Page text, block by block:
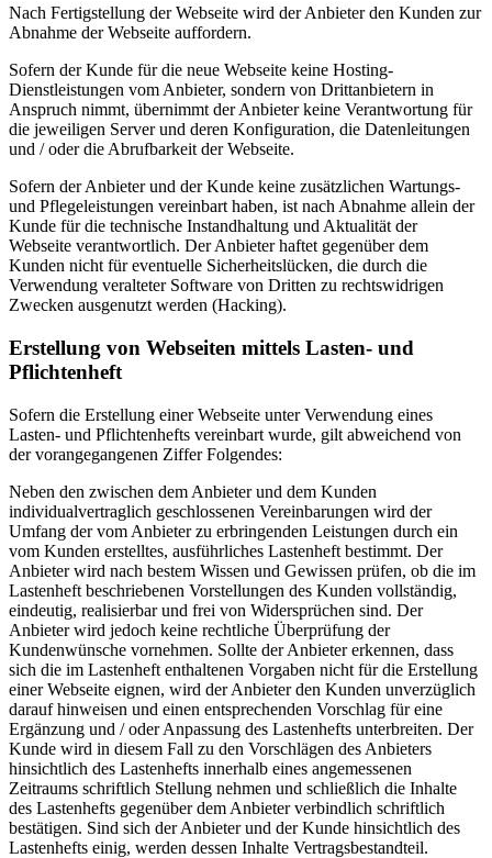
Nach Fertigstellung der Webseite wird der Anbieter den Kunden zur
Abnahme der Webseite auffordern.
Sofern der Kunde für die neue Webseite keine Hosting-
Dienstleistungen vom Anbieter, sondern von Drittanbietern in
Anspruch nimmt, übernimmt der Anbieter keine Verantwortung für
die jeweiligen Server und deren Konfiguration, die Datenleitungen
und / oder die Abrufbarkeit der Webseite.
Sofern der Anbieter und der Kunde keine zusätzlichen Wartungs-
und Pflegeleistungen vereinbart haben, ist nach Abnahme allein der
Kunde für die technische Instandhaltung und Aktualität der
Webseite verantwortlich. Der Anbieter haftet gegenüber dem
Kunden nicht für eventuelle Sicherheitslücken, die durch die
Verwendung veralteter Software von Dritten zu rechtswidrigen
Zwecken ausgenutzt werden (Hacking).
Erstellung von Webseiten mittels Lasten- und
Pflichtenheft
Sofern die Erstellung einer Webseite unter Verwendung eines
Lasten- und Pflichtenhefts vereinbart wurde, gilt abweichend von
der vorangegangenen Ziffer Folgendes:
Neben den zwischen dem Anbieter und dem Kunden
individualvertraglich geschlossenen Vereinbarungen wird der
Umfang der vom Anbieter zu erbringenden Leistungen durch ein
vom Kunden erstelltes, ausführliches Lastenheft bestimmt. Der
Anbieter wird nach bestem Wissen und Gewissen prüfen, ob die im
Lastenheft beschriebenen Vorstellungen des Kunden vollständig,
eindeutig, realisierbar und frei von Widersprüchen sind. Der
Anbieter wird jedoch keine rechtliche Überprüfung der
Kundenwünsche vornehmen. Sollte der Anbieter erkennen, dass
sich die im Lastenheft enthaltenen Vorgaben nicht für die Erstellung
einer Webseite eignen, wird der Anbieter den Kunden unverzüglich
darauf hinweisen und einen entsprechenden Vorschlag für eine
Ergänzung und / oder Anpassung des Lastenhefts unterbreiten. Der
Kunde wird in diesem Fall zu den Vorschlägen des Anbieters
hinsichtlich des Lastenhefts innerhalb eines angemessenen
Zeitraums schriftlich Stellung nehmen und schließlich die Inhalte
des Lastenhefts gegenüber dem Anbieter verbindlich schriftlich
bestätigen. Sind sich der Anbieter und der Kunde hinsichtlich des
Lastenhefts einig, werden dessen Inhalte Vertragsbestandteil.